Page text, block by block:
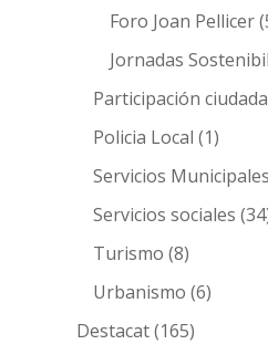
Foro Joan Pellicer
Jornadas
Participación
Policia Local (1)
Servicios Municipales
Servicios sociales
Turismo (8)
Urbanismo (6)
Destacat(165)